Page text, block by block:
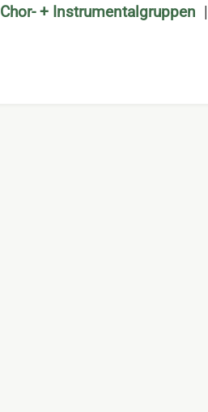
Chor- + Instrumentalgruppen